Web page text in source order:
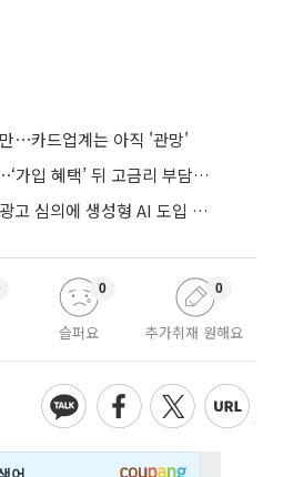
⋯카드업계는 아직 '관망'
리볼빙 평균금리 17.4%⋯‘가입 혜택’ 뒤 고금리 부담 주의
손보협회, 과실비율·보험광고 심의에 생성형 AI 도입 추진
슬퍼요
0
추가취재 원해요
0